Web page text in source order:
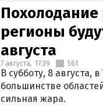
регионы
августа
7 августа, 17:39 561
В субботу, 8 августа,
большинстве
сильная жара.